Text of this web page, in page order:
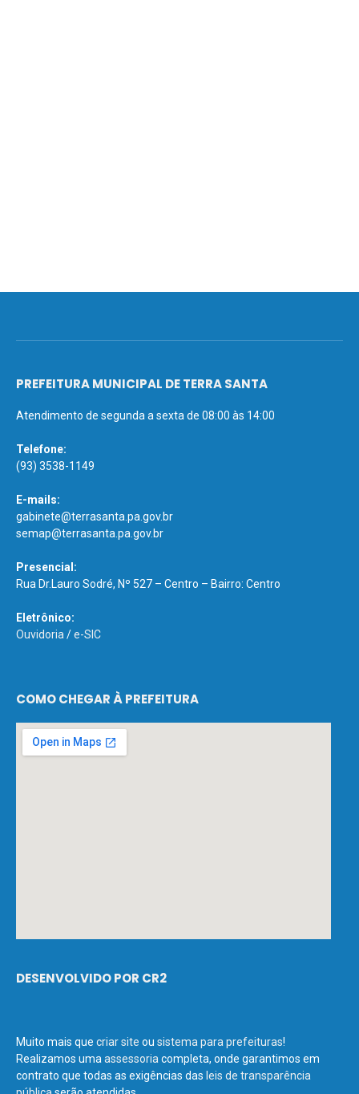
PREFEITURA MUNICIPAL DE TERRA SANTA
Atendimento de segunda a sexta de 08:00 às 14:00
Telefone:
(93) 3538-1149
E-mails:
gabinete@terrasanta.pa.gov.br
semap@terrasanta.pa.gov.br
Presencial:
Rua Dr.Lauro Sodré, Nº 527 – Centro – Bairro: Centro
Eletrônico:
Ouvidoria /e-SIC
COMO CHEGAR À PREFEITURA
DESENVOLVIDO POR CR2
Muito mais que criar site ou sistema para prefeituras!
Realizamos uma assessoria completa, onde garantimos em
contrato que todas as exigências das leis de transparência